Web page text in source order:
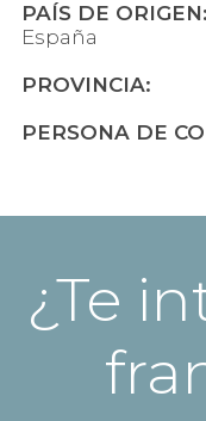
PAÍS DE ORIGEN:
España
PROVINCIA:
PERSONA DE
¿Te